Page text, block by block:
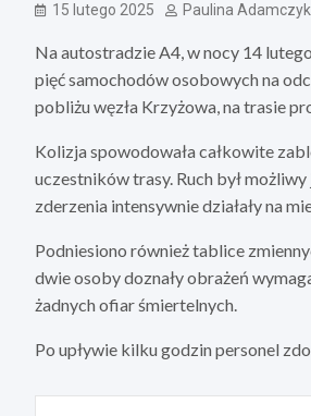
15 lutego 2025 Paulina Adamczyk
Na autostradzie A4, w nocy 14
pięć samochodów osobowych na
pobliżu węzła Krzyżowa, na trasie
Kolizja spowodowała całkowite
uczestników trasy. Ruch był
zderzenia intensywnie działały na
Podniesiono również tablice
dwie osoby doznały obrażeń
żadnych ofiar śmiertelnych.
Po upływie kilku godzin personel